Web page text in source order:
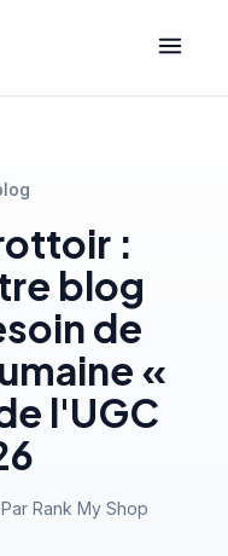
:
blog
de
«
l'UGC
Par Rank My Shop